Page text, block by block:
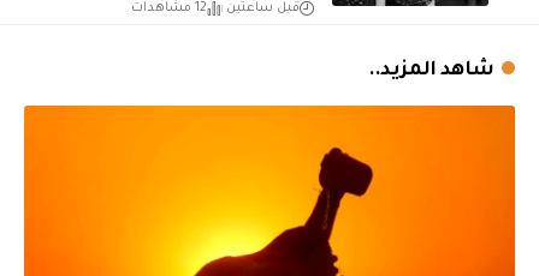
قبل ساعتين 12 مشاهدات
شاهد المزيد..